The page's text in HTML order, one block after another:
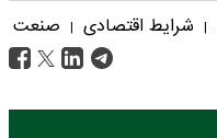
| شرایط اقتصادی | صنعت